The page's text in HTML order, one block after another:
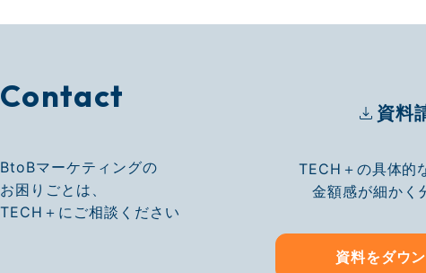
Contact
BtoBマーケティングの
お困りごとは、
TECH＋にご相談ください
資料
TECH＋の具体的
金額感が細かく
資料をダウ